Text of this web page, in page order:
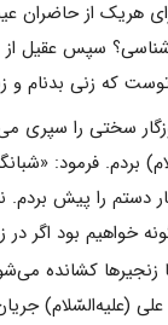
هریک از حاضران
سپس
که زنی بدنام و
را سپری
بردم. فرمود:
دستم را پیش
خواهیم بود اگر
زنجیرها کشانده
(علیه‌السّلام)